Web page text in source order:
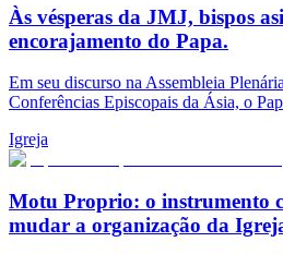
Às vésperas da JMJ, bispos
encorajamento do Papa.
Em seu discurso na Assembleia
Conferências Episcopais da Ásia, o
Igreja
Motu Proprio: o instrumento
mudar a organização da